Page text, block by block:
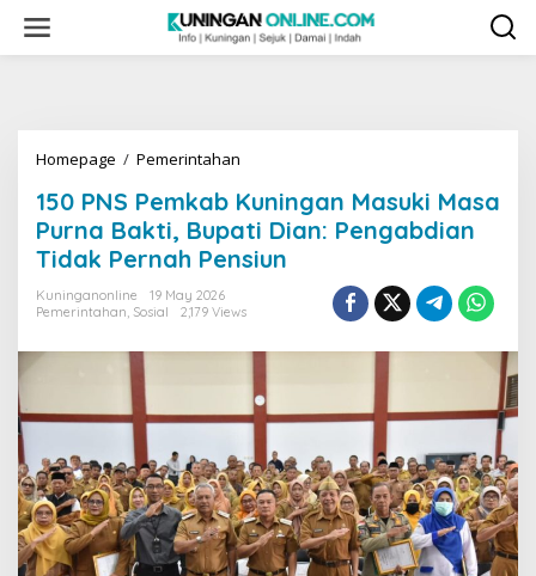
content
Homepage / Pemerintahan
Pemkab
Kuningan
Masuki
Masa
Bakti,
Dian:
Tidak
Pernah
150 PNS Pemkab Kuningan Masuki Masa
Purna Bakti, Bupati Dian: Pengabdian
Tidak Pernah Pensiun
Kuninganonline
19 May 2026
Pemerintahan, Sosial 2,179 Views